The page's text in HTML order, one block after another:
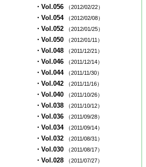
・Vol.056 （2012/02/22）
・Vol.054 （2012/02/08）
・Vol.052 （2012/01/25）
・Vol.050 （2012/01/11）
・Vol.048 （2011/12/21）
・Vol.046 （2011/12/14）
・Vol.044 （2011/11/30）
・Vol.042 （2011/11/16）
・Vol.040 （2011/10/26）
・Vol.038 （2011/10/12）
・Vol.036 （2011/09/28）
・Vol.034 （2011/09/14）
・Vol.032 （2011/08/31）
・Vol.030 （2011/08/17）
・Vol.028 （2011/07/27）